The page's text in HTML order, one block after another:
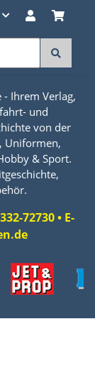
Ihrem Verlag,
und
von der
Uniformen,
& Sport.
72730 • E-